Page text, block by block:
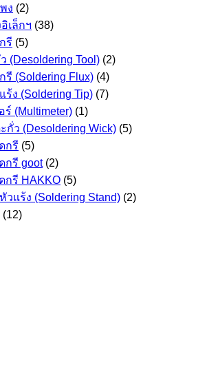
ง (2)
เล็กฯ (38)
รี (5)
(Desoldering Tool) (2)
รี (Soldering Flux) (4)
ร้ง (Soldering Tip) (7)
ร์ (Multimeter) (1)
กั่ว (Desoldering Wick) (5)
กรี (5)
กรี goot (2)
กรี HAKKO (5)
วแร้ง (Soldering Stand) (2)
(12)